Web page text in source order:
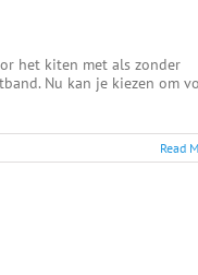
het kiten met als zonder
Nu kan je kiezen om
Read